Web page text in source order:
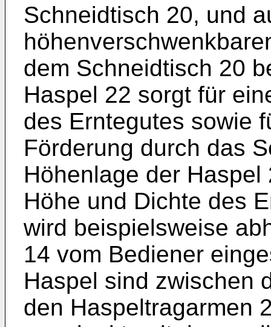
Schneidtisch 20, und
dem Schneidtisch 20
Haspel 22 sorgt für
des Erntegutes sowie
Förderung durch das
Höhenlage der
Höhe und Dichte des
wird beispielsweise
14 vom Bediener
Haspel sind zwischen
den Haspeltragarmen